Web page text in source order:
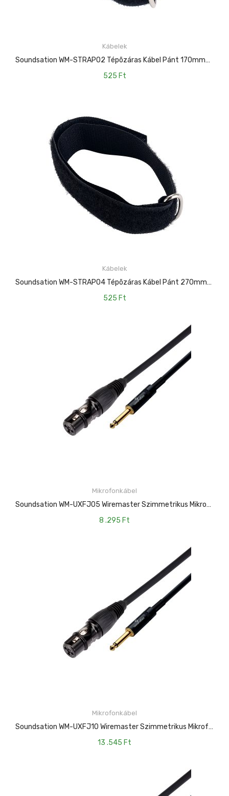
Kábelek
Soundsation WM-STRAP02 Tépõzáras Kábel Pánt 170mmx20mm
525 Ft
KOSÁRBA TESZEM
Kábelek
Soundsation WM-STRAP04 Tépõzáras Kábel Pánt 270mmx25mm
525 Ft
KOSÁRBA TESZEM
Mikrofonkábel
Soundsation WM-UXFJ05 Wiremaster Szimmetrikus Mikrofonkábel: XLR(mama)-6.3mm Jack MONO / 5mt
8 .295 Ft
KOSÁRBA TESZEM
Mikrofonkábel
Soundsation WM-UXFJ10 Wiremaster Szimmetrikus Mikrofonkábel: XLR(mama)-6.3mm Jack MONO / 10mt
13 .545 Ft
KOSÁRBA TESZEM